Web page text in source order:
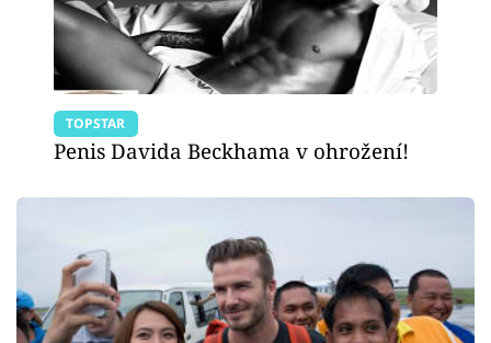
TOPSTAR
Penis Davida Beckhama v ohrožení!